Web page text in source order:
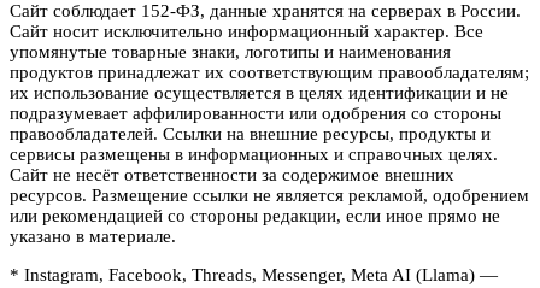
Сайт соблюдает 152-ФЗ, данные хранятся на серверах в России.
Сайт носит исключительно информационный характер. Все
упомянутые товарные знаки, логотипы и наименования
продуктов принадлежат их соответствующим правообладателям;
их использование осуществляется в целях идентификации и не
подразумевает аффилированности или одобрения со стороны
правообладателей. Ссылки на внешние ресурсы, продукты и
сервисы размещены в информационных и справочных целях.
Сайт не несёт ответственности за содержимое внешних
ресурсов. Размещение ссылки не является рекламой, одобрением
или рекомендацией со стороны редакции, если иное прямо не
указано в материале.
* Instagram, Facebook, Threads, Messenger, Meta AI (Llama) —